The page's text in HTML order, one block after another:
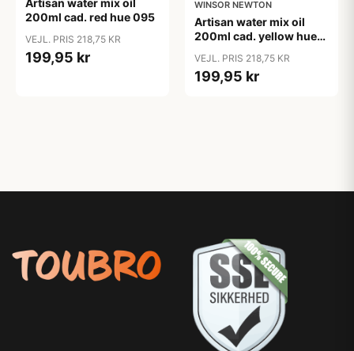
Artisan water mix oil
200ml cad. red hue 095
VEJL. PRIS 218,75 KR
199,95 kr
WINSOR NEWTON
Artisan water mix oil
200ml cad. yellow hue
VEJL. PRIS 218,75 KR
199,95 kr